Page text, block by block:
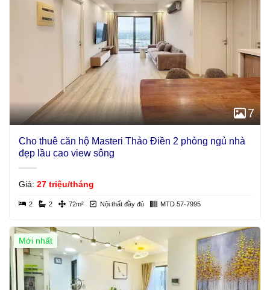
7
Cho thuê căn hộ Masteri Thảo Điền 2 phòng ngủ nhà
đẹp lầu cao view sông
Giá: 27 triệu/tháng
2 2 72m² Nội thất đầy đủ MTD 57-7995
Mới nhất Giá Tốt